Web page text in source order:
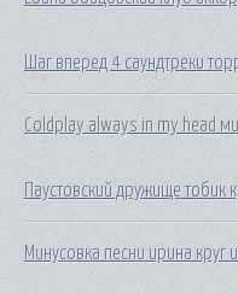
Шаг вперед 4 саундтреки
Coldplay always in my head
Паустовский дружище тобик
Минусовка песни ирина круг